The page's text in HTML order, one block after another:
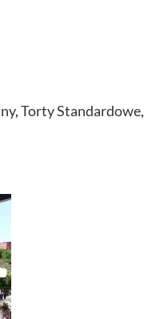
,Torty Standardowe,